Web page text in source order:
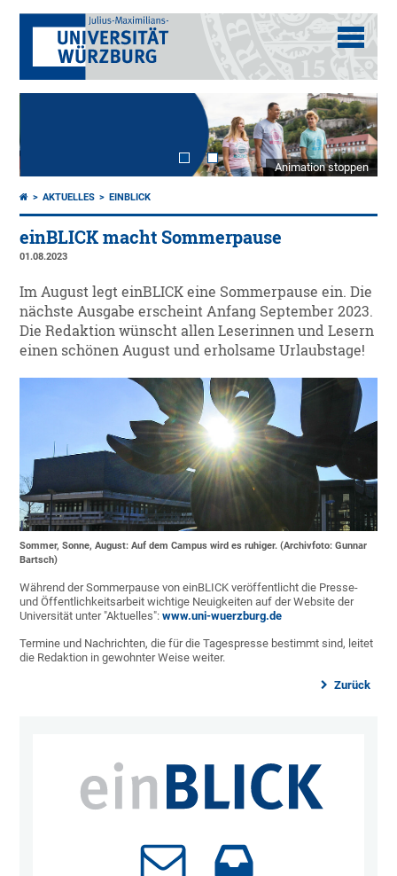
Animation stoppen
AKTUELLES EINBLICK
einBLICK macht Sommerpause
01.08.2023
Im August legt einBLICK eine Sommerpause ein. Die
nächste Ausgabe erscheint Anfang September 2023.
Die Redaktion wünscht allen Leserinnen und Lesern
einen schönen August und erholsame Urlaubstage!
Sommer, Sonne, August: Auf dem Campus wird es ruhiger. (Archivfoto: Gunnar
Bartsch)
Während der Sommerpause von einBLICK veröffentlicht die Presse-
und Öffentlichkeitsarbeit wichtige Neuigkeiten auf der Website der
Universität unter "Aktuelles":www.uni-wuerzburg.de
Termine und Nachrichten, die für die Tagespresse bestimmt sind, leitet
die Redaktion in gewohnter Weise weiter.
Zurück